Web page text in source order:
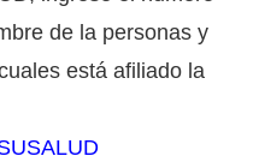
de la personas y
está afiliado la